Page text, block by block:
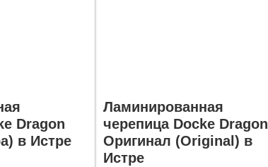
Dragon
в Истре
Ламинированная
черепица Docke Dragon
Оригинал (Original) в
Истре